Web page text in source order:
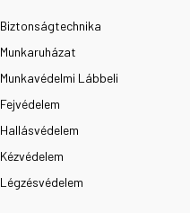
Biztonságtechnika
Munkaruházat
Munkavédelmi Lábbeli
Fejvédelem
Hallásvédelem
Kézvédelem
Légzésvédelem